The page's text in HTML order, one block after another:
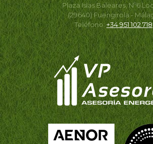
Plaza Islas Baleares, Nº6
(29640) Fuengirola -
Teléfono:+34 951 102 718